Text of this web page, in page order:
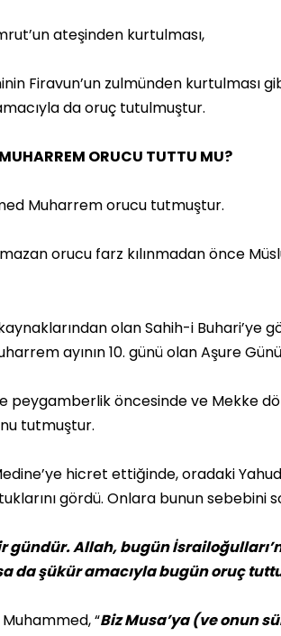
ateşinden kurtulması,
Firavun’un zulmünden kurtulması
da oruç tutulmuştur.
ORUCU TUTTU MU?
Muharrem orucu tutmuştur.
orucu farz kılınmadan önce
olan Sahih-i Buhari’ye
ayının 10. günü olan Aşure
peygamberlik öncesinde ve Mekke
tutmuştur.
hicret ettiğinde, oradaki
gördü. Onlara bunun sebebini
gündür. Allah, bugün
da şükür amacıyla bugün oruç
“Biz Musa’ya (ve onun